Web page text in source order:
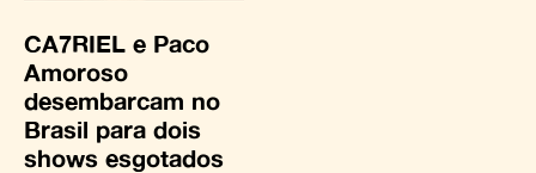
CA7RIEL e Paco
Amoroso
desembarcam no
Brasil para dois
shows esgotados